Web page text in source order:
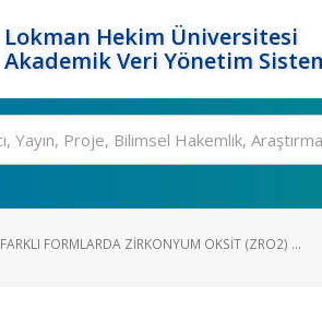
Lokman Hekim Üniversitesi
Akademik Veri Yönetim
FARKLI FORMLARDA ZIRKONYUM OKSIT (ZRO2) ...